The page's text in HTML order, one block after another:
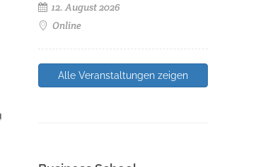
12. August 2026
Online
Alle Veranstaltungen zeigen